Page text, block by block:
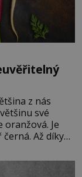
z nás
své
Je
Až díky
představit.